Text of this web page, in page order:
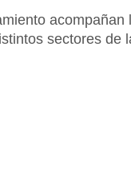
acompañan
sectores de